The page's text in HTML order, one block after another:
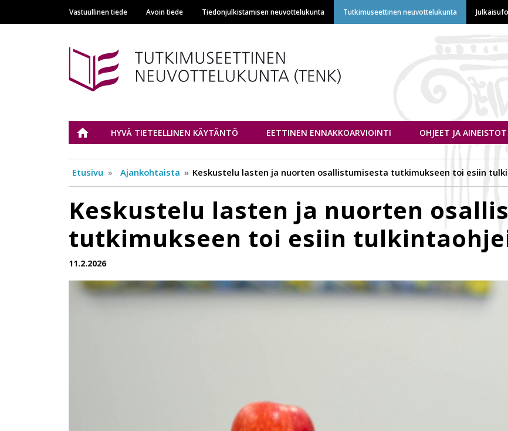
Hyppää
pääsisältöön
Main navigation
Vastuullinen tiede Avoin tiede Tiedonjulkistamisen neuvottelukunta Tutkimuseettinen neuvottelukunta
Tutkimuseettinen neuvottelukunta
ETUSIVUHYVÄ TIETEELLINEN KÄYTÄNTÖ EETTINEN ENNAKKOARVIOINTI OHJEET JA AINEISTOT
Etusivu Ajankohtaista Keskustelu lasten ja nuorten osallistumisesta tutkimukseen toi esiin
Keskustelu lasten ja nuorten
tutkimukseen toi esiin
11.2.2026